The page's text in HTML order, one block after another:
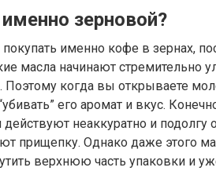
зерновой?
именно кофе в зернах,
масла начинают стремительно
Поэтому когда вы открываете
его аромат и вкус.
действуют неаккуратно и подолгу
прищепку. Однако даже этого
верхнюю часть упаковки и